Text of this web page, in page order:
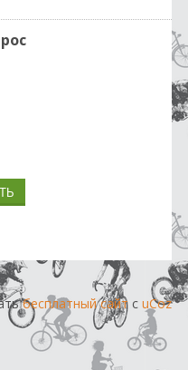
бесплатный сайтс uCoz